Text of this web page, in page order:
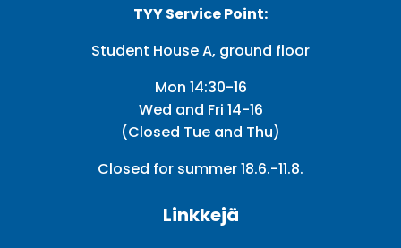
TYY Service Point:
Student House A, ground floor
Mon 14:30-16
Wed and Fri 14-16
(Closed Tue and Thu)
Closed for summer 18.6.-11.8.
Linkkejä